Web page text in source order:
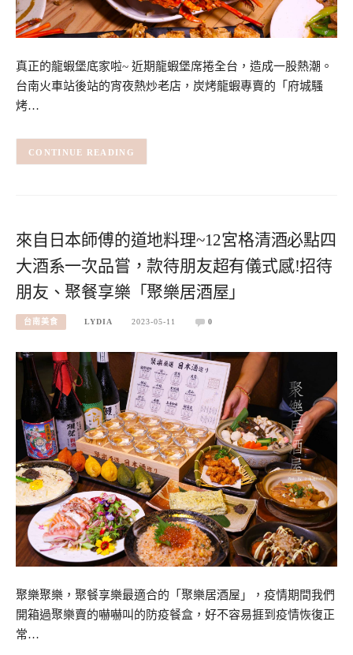
真正的龍蝦堡底家啦~ 近期龍蝦堡席捲全台，造成一股熱潮。
台南火車站後站的宵夜熱炒老店，炭烤龍蝦專賣的「府城騷
烤…
CONTINUE READING
來自日本師傅的道地料理~12宮格清酒必點四
大酒系一次品嘗，款待朋友超有儀式感!招待
朋友、聚餐享樂「聚樂居酒屋」
台南美食 LYDIA 2023-05-11 0
聚樂聚樂，聚餐享樂最適合的「聚樂居酒屋」，疫情期間我們
開箱過聚樂賣的嚇嚇叫的防疫餐盒，好不容易捱到疫情恢復正
常…